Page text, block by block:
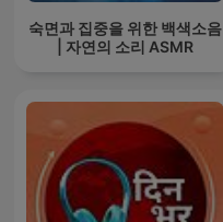
숙면과 집중을 위한 백색소음
| 자연의 소리 ASMR